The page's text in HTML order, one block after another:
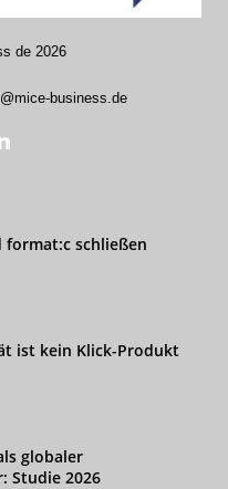
de2026
business.de
format:c schließen
ist kein Klick-Produkt
globaler
Studie 2026